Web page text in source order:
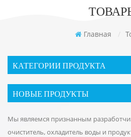
Главная /
КАТЕГОРИИ ПРОДУКТА
НОВЫЕ ПРОДУКТЫ
Мы являемся признанным
очиститель, охладитель воды и